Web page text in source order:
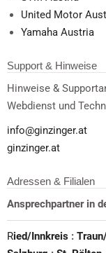
United Motor
Yamaha Austria
Support & Hinweise
Hinweise &
Webdienst und
info@ginzinger.at
ginzinger.at
Adressen & Filialen
Ansprechpartner in
Ried/Innkreis :